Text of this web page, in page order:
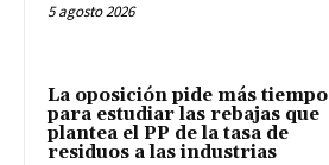
5 agosto 2026
La oposición pide más tiempo
para estudiar las rebajas que
plantea el PP de la tasa de
residuos a las industrias